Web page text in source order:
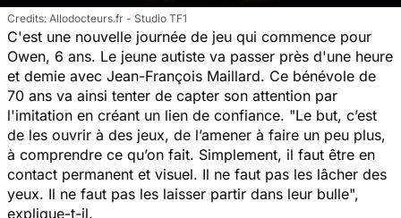
Allodocteurs.fr - Studio TF1
C'est une nouvelle journée de jeu qui commence pour
Owen, 6 ans. Le jeune autiste va passer près d'une heure
et demie avec Jean-François Maillard. Ce bénévole de
70 ans va ainsi tenter de capter son attention par
l'imitation en créant un lien de confiance. "Le but, c’est
de les ouvrir à des jeux, de l’amener à faire un peu plus,
à comprendre ce qu’on fait. Simplement, il faut être en
contact permanent et visuel. Il ne faut pas les lâcher des
yeux. Il ne faut pas les laisser partir dans leur bulle",
explique-t-il.